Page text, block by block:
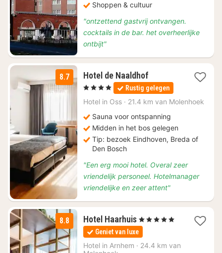
Shoppen & cultuur
"ontzettend gastvrij ontvangen.
cocktails in de bar. het overheerlijke
ontbijt"
8.7 Hotel de Naaldhof1
nacht
vanaf
€
, 4 Sterren Rustig gelegen
Hotel in Oss · 21.4 km van Molenhoek
Sauna voor ontspanning
Midden in het bos gelegen
Tip: bezoek Eindhoven, Breda of
Den Bosch
"Een erg mooi hotel. Overal zeer
vriendelijk personeel. Hotelmanager
vriendelijke en zeer attent"
8.8 Hotel Haarhuis1
nacht
vanaf
€
, 5 Sterren
Geniet van luxe
Hotel in Arnhem · 24.4 km van